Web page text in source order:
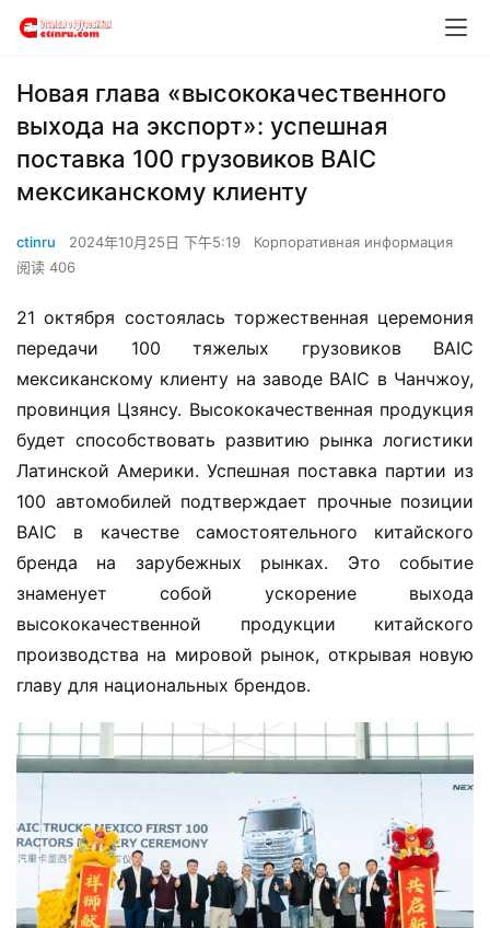
Новая глава «высококачественного
выхода на экспорт»: успешная
поставка 100 грузовиков BAIC
мексиканскому клиенту
ctinru 2024年10月25日 下午5:19
Корпоративная информация
阅读 406
21 октября состоялась торжественная церемония
передачи 100 тяжелых грузовиков BAIC
мексиканскому клиенту на заводе BAIC в Чанчжоу,
провинция Цзянсу. Высококачественная продукция
будет способствовать развитию рынка логистики
Латинской Америки. Успешная поставка партии из
100 автомобилей подтверждает прочные позиции
BAIC в качестве самостоятельного китайского
бренда на зарубежных рынках. Это событие
знаменует собой ускорение выхода
высококачественной продукции китайского
производства на мировой рынок, открывая новую
главу для национальных брендов.